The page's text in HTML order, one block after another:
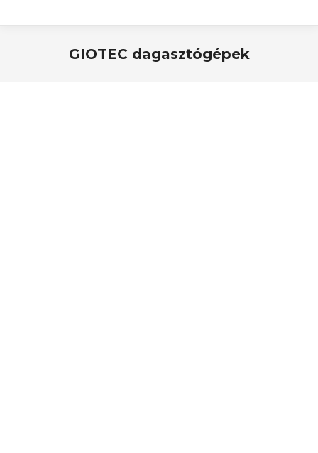
GIOTEC dagasztógépek